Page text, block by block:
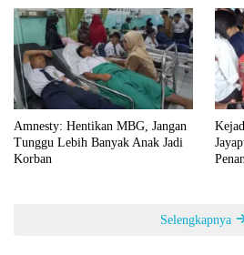
Amnesty: Hentikan MBG, Jangan
Tunggu Lebih Banyak Anak Jadi
Korban
Selengkapnya